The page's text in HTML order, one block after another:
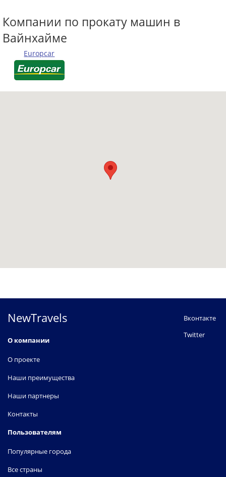
Компании по прокату машин в
Вайнхайме
Europcar
NewTravels
О компании
О проекте
Наши преимущества
Наши партнеры
Контакты
Пользователям
Популярные города
Все страны
Вконтакте
Twitter